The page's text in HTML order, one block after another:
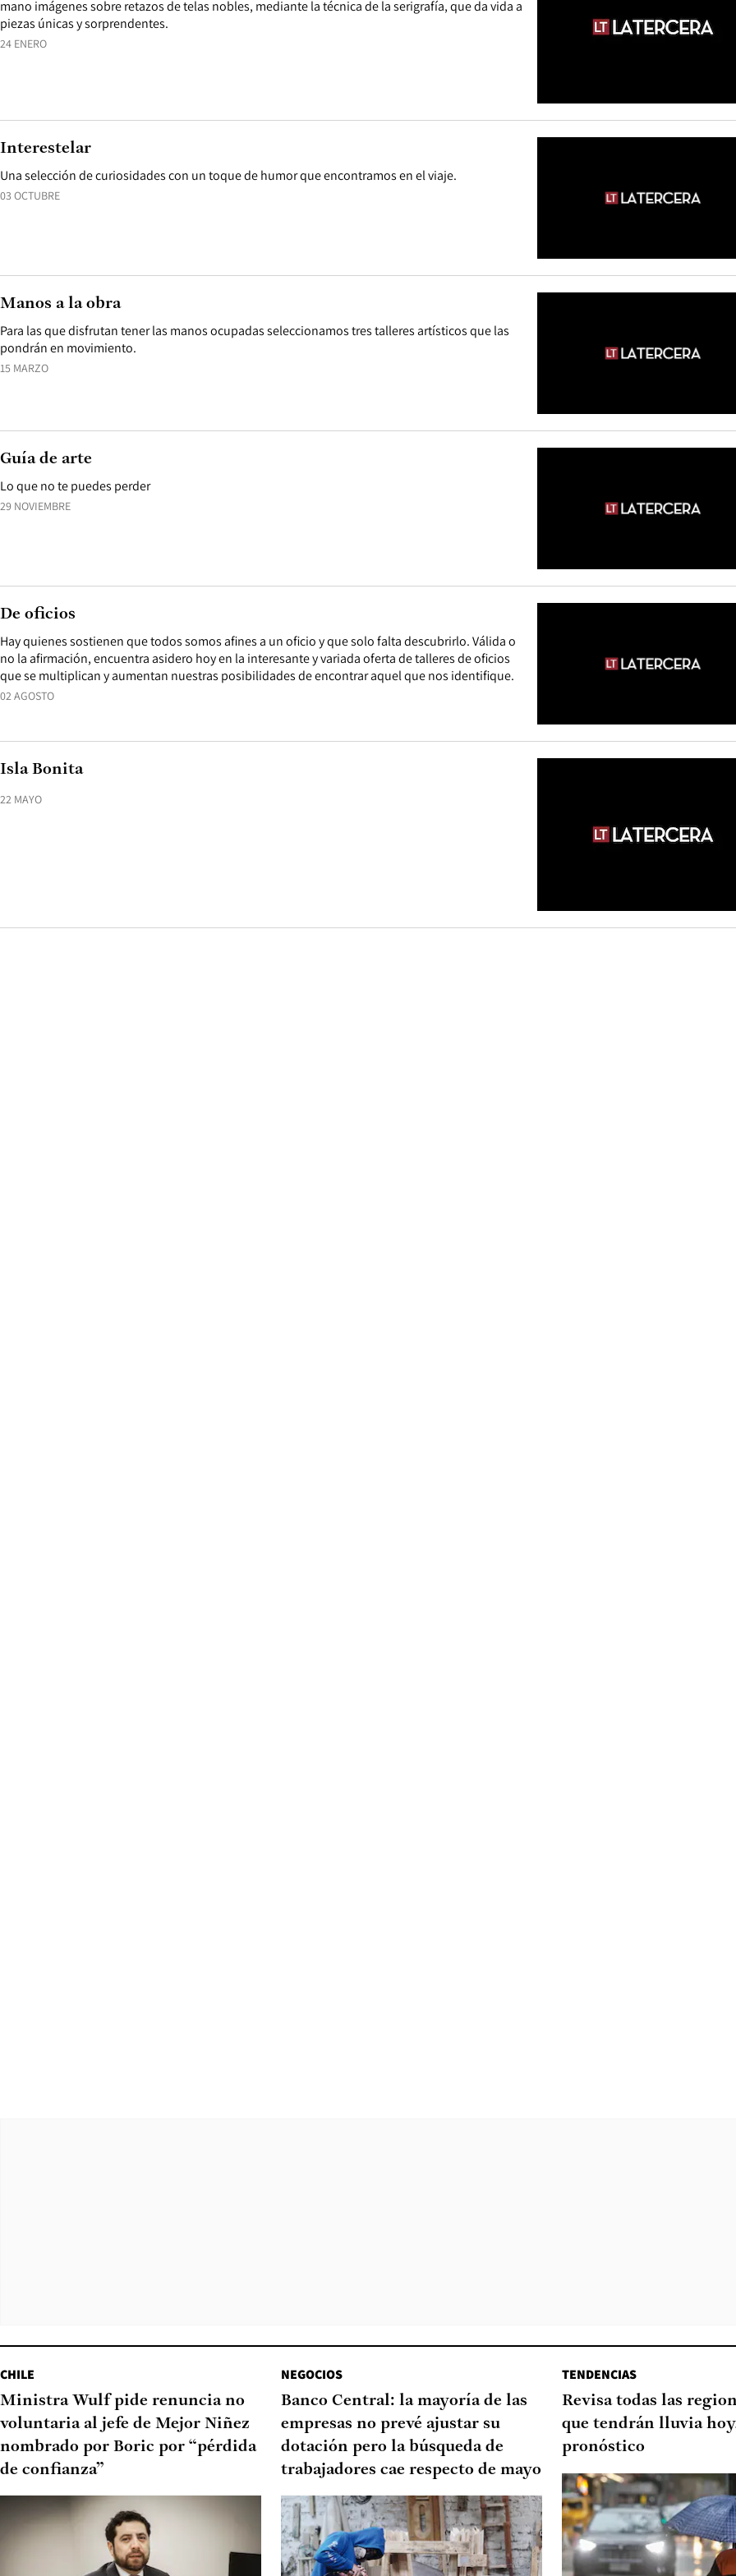
24 ENERO
mano imágenes sobre retazos de telas nobles, mediante la técnica de la serigrafía, que da vida a
piezas únicas y sorprendentes.
03 OCTUBRE
Una selección de curiosidades con un toque de humor que encontramos en el viaje.
Interestelar
15 MARZO
Para las que disfrutan tener las manos ocupadas seleccionamos tres talleres artísticos que las
pondrán en movimiento.
Manos a la obra
29 NOVIEMBRE
Lo que no te puedes perder
Guía de arte
02 AGOSTO
Hay quienes sostienen que todos somos afines a un oficio y que solo falta descubrirlo. Válida o
no la afirmación, encuentra asidero hoy en la interesante y variada oferta de talleres de oficios
que se multiplican y aumentan nuestras posibilidades de encontrar aquel que nos identifique.
De oficios
22 MAYO
Isla Bonita
CHILE
Ministra Wulf pide renuncia no
voluntaria al jefe de Mejor Niñez
nombrado por Boric por “pérdida
de confianza”
NEGOCIOS
Banco Central: la mayoría de las
empresas no prevé ajustar su
dotación pero la búsqueda de
trabajadores cae respecto de mayo
TENDENCIAS
Revisa todas las
que tendrán lluvia
pronóstico